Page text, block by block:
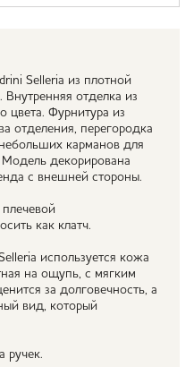
Selleria из плотной
отделка из
цвета. Фурнитура из
отделения, перегородка
карманов для
Модель декорирована
с внешней стороны.
как клатч.
используется кожа
на ощупь, с мягким
за долговечность, а
вид, который
ручек.